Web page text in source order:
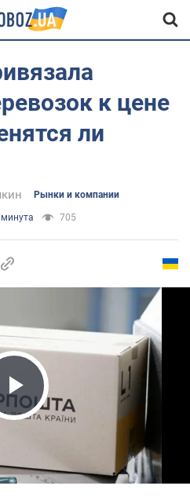
к цене
ли
Рынки и компании
705
Video